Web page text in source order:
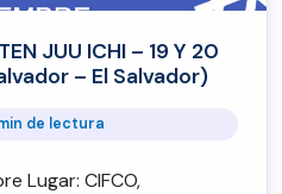
JUU ICHI – 19 Y 20
– El Salvador)
de lectura
Lugar: CIFCO,